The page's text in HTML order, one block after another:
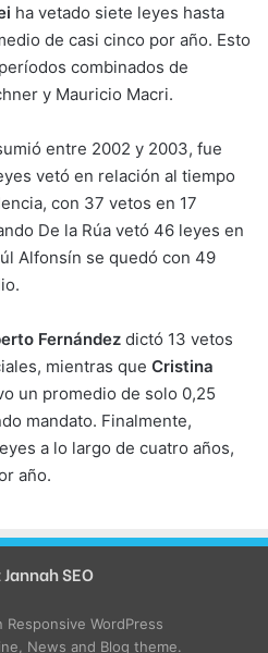
ha vetado siete leyes hasta
de casi cinco por año. Esto
combinados de
y Mauricio Macri.
entre 2002 y 2003, fue
vetó en relación al tiempo
con 37 vetos en 17
De la Rúa vetó 46 leyes en
Alfonsín se quedó con 49
Fernández dictó 13 vetos
mientras que Cristina
un promedio de solo 0,25
mandato. Finalmente,
a lo largo de cuatro años,
año.
SEO
Responsive WordPress
News and Blog theme.